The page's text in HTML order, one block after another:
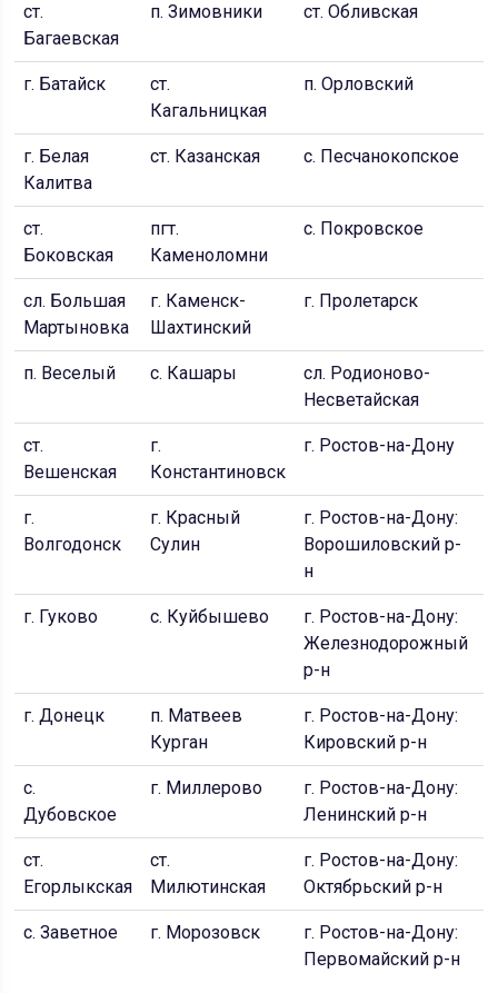
ст.
Багаевская
п. Зимовники ст. Обливская
г. Батайск
ст.
Кагальницкая
п. Орловский
г. Белая
Калитва
ст. Казанская с. Песчанокопское
ст.
Боковская
пгт.
Каменоломни
с. Покровское
сл. Большая
Мартыновка
г. Каменск-
Шахтинский
г. Пролетарск
п. Веселый с. Кашары
сл. Родионово-
Несветайская
ст.
Вешенская
г.
Константиновск
г. Ростов-на-Дону
г.
Волгодонск
г. Красный
Сулин
г. Ростов-на-Дону:
Ворошиловский р-
н
г. Гуково с. Куйбышево
г. Ростов-на-Дону:
Железнодорожный
р-н
г. Донецк
п. Матвеев
Курган
г. Ростов-на-Дону:
Кировский р-н
с.
Дубовское
г. Миллерово
г. Ростов-на-Дону:
Ленинский р-н
ст.
Егорлыкская
ст.
Милютинская
г. Ростов-на-Дону:
Октябрьский р-н
с. Заветное г. Морозовск
г. Ростов-на-Дону:
Первомайский р-н